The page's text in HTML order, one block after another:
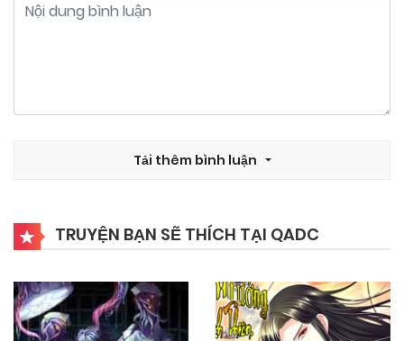
Chapter 39 24/09/2024
Chapter 34 24/09/2024
Tải thêm bình luận
TRUYỆN BẠN SẼ THÍCH TẠI QADC